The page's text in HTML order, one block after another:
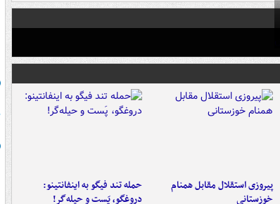
پیروزی استقلال مقابل همنام
خوزستانی
حمله تند فیگو به اینفانتینو:
دروغگو، پَست‌ و حیله‌گر!